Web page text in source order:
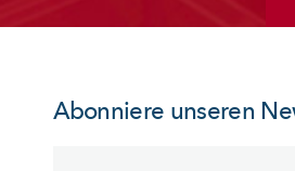
Abonniere unseren